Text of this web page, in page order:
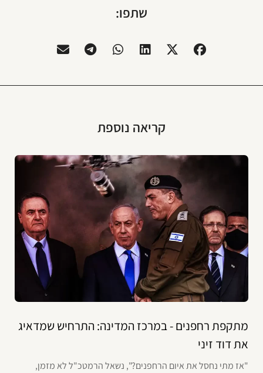
שתפו:
קריאה נוספת
מתקפת רחפנים - במרכז המדינה: התרחיש שמדאיג
את דוד זיני
"אז מתי נחסל את איום הרחפנים?", נשאל הרמטכ"ל לא מזמן,